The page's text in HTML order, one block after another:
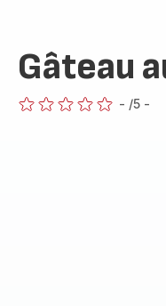
Gâteau
- /5 -